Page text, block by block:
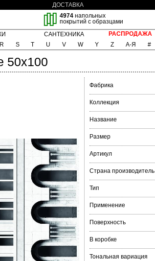
ДОСТАВКА
4974напольных
покрытий с образцами
САНТЕХНИКА
РАСПРОДАЖА
R S T U V W Y Z А-Я #
50x100
Фабрика
Коллекция
Название
Размер
Артикул
Страна производитель
Тип
Применение
Поверхность
В коробке
Тональная вариация